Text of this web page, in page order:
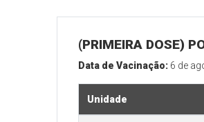
(PRIMEIRA DOSE)
Data de Vacinação: 6 de
Unidade